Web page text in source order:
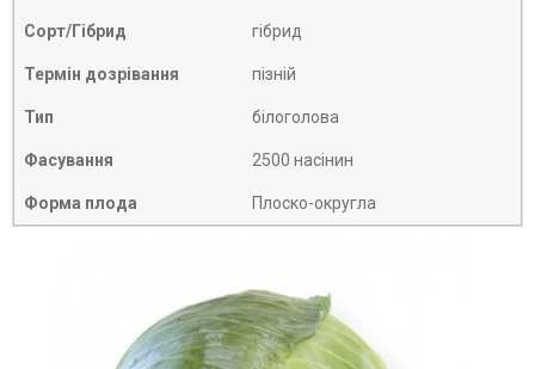
Сорт/Гібрид гібрид
Термін дозрівання пізній
Тип білоголова
Фасування 2500 насінин
Форма плода Плоско-округла